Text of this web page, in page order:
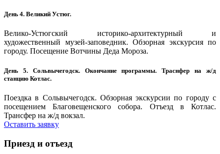
День 4. Великий Устюг.
Велико-Устюгский историко-архитектурный и
художественный музей-заповедник. Обзорная экскурсия по
городу. Посещение Вотчины Деда Мороза.
День 5. Сольвычегодск. Окончание программы. Траснфер на ж/д
станцию Котлас.
Поездка в Сольвычегодск. Обзорная экскурсии по городу с
посещением Благовещенского собора. Отъезд в Котлас.
Трансфер на ж/д вокзал.
Оставить заявку
Приезд и отъезд